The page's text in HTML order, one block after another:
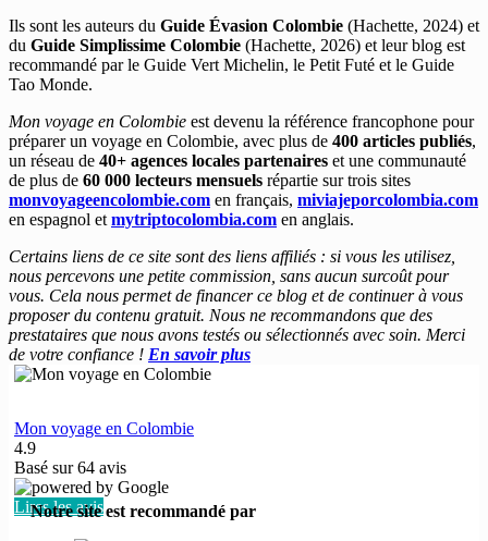
Ils sont les auteurs du Guide Évasion Colombie (Hachette, 2024) et
du Guide Simplissime Colombie (Hachette, 2026) et leur blog est
recommandé par le Guide Vert Michelin, le Petit Futé et le Guide
Tao Monde.
Mon voyage en Colombie est devenu la référence francophone pour
préparer un voyage en Colombie, avec plus de 400 articles publiés,
un réseau de 40+ agences locales partenaires et une communauté
de plus de 60 000 lecteurs mensuels répartie sur trois sites
monvoyageencolombie.com en français, miviajeporcolombia.com
en espagnol et mytriptocolombia.com en anglais.
Certains liens de ce site sont des liens affiliés : si vous les utilisez,
nous percevons une petite commission, sans aucun surcoût pour
vous. Cela nous permet de financer ce blog et de continuer à vous
proposer du contenu gratuit. Nous ne recommandons que des
prestataires que nous avons testés ou sélectionnés avec soin. Merci
de votre confiance ! En savoir plus
Mon voyage en Colombie
4.9
Basé sur64 avis
Lires les avis
Notre site est recommandé par